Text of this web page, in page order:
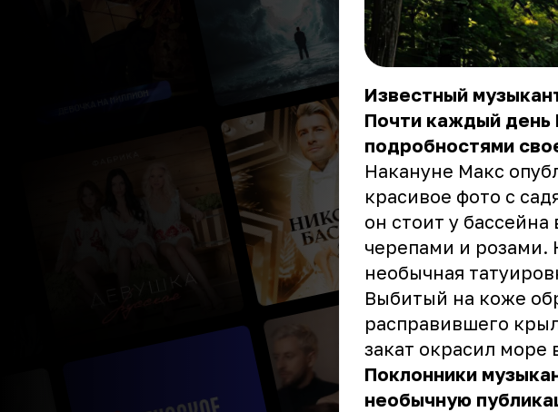
Известный
Почти каждый день
подробностями
Накануне Макс
красивое фото с
он стоит у
черепами и розами.
необычная
Выбитый на коже
расправившего
закат окрасил море
Поклонники
необычную